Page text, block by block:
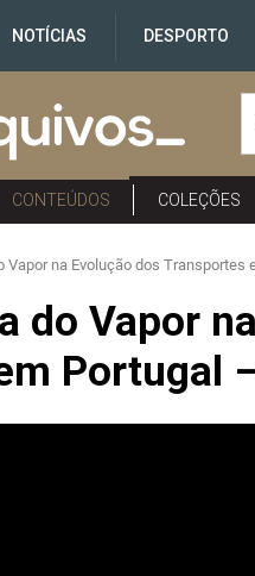
NOTÍCIAS DESPORTO
CONTEÚDOS COLEÇÕES
Vapor na Evolução dos Transportes
do Vapor
Portugal